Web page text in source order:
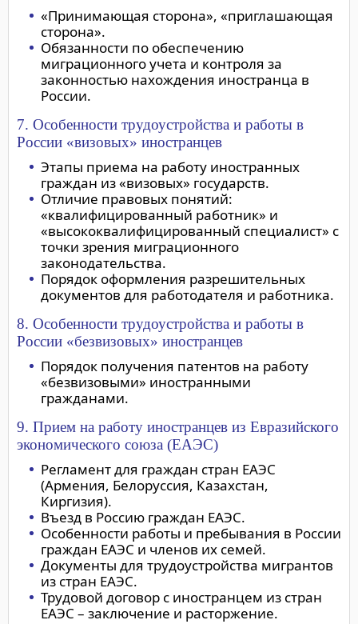
«Принимающая сторона», «приглашающая
сторона».
Обязанности по обеспечению
миграционного учета и контроля за
законностью нахождения иностранца в
России.
7. Особенности трудоустройства и работы в
России «визовых» иностранцев
Этапы приема на работу иностранных
граждан из «визовых» государств.
Отличие правовых понятий:
«квалифицированный работник» и
«высококвалифицированный специалист» с
точки зрения миграционного
законодательства.
Порядок оформления разрешительных
документов для работодателя и работника.
8. Особенности трудоустройства и работы в
России «безвизовых» иностранцев
Порядок получения патентов на работу
«безвизовыми» иностранными
гражданами.
9. Прием на работу иностранцев из Евразийского
экономического союза (ЕАЭС)
Регламент для граждан стран ЕАЭС
(Армения, Белоруссия, Казахстан,
Киргизия).
Въезд в Россию граждан ЕАЭС.
Особенности работы и пребывания в России
граждан ЕАЭС и членов их семей.
Документы для трудоустройства мигрантов
из стран ЕАЭС.
Трудовой договор с иностранцем из стран
ЕАЭС – заключение и расторжение.